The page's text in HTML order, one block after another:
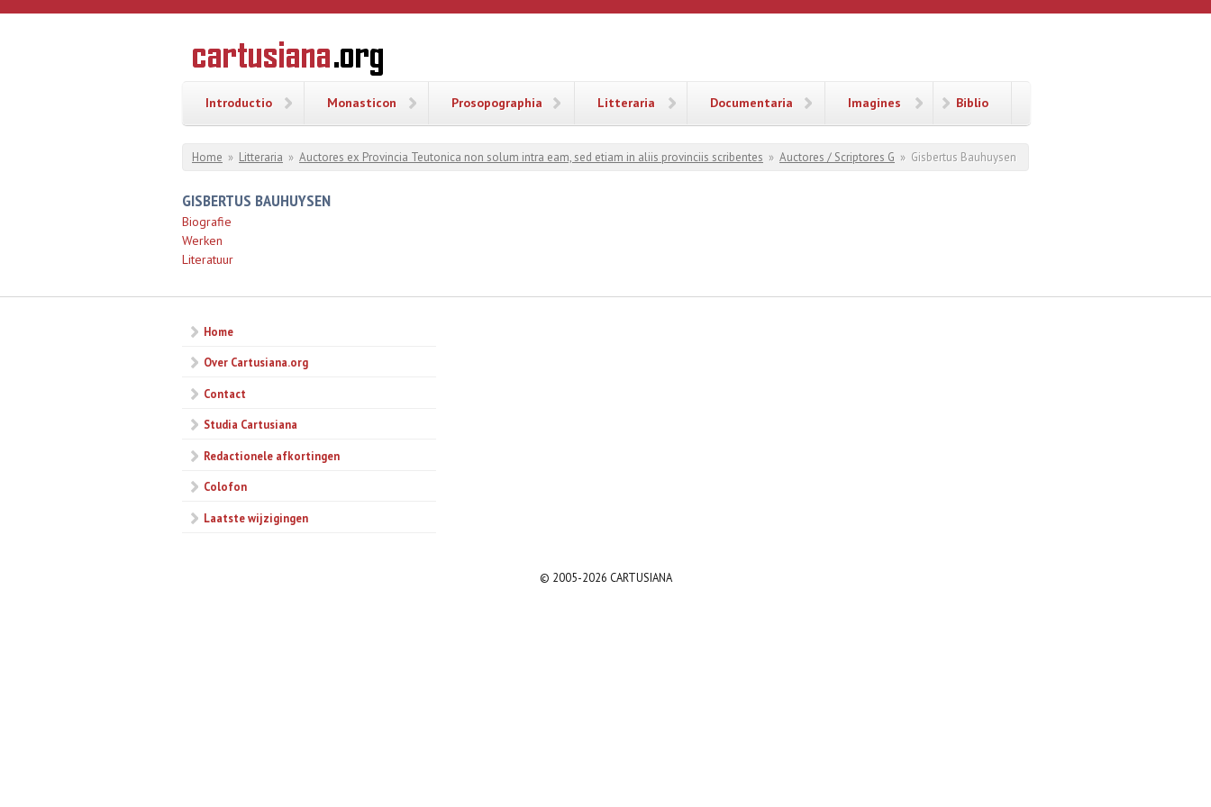
Overslaan en naar de inhoud gaan
CARTUSIANA
Geschiedenis
van de
Introductio Monasticon Prosopographia Litteraria Documentaria Imagines Biblio
U bent hier
Home » Litteraria » Auctores ex Provincia Teutonica non solum intra eam, sed etiam in aliis provinciis scribentes » Auctores / Scriptores G » Gisbertus Bauhuysen
GISBERTUS BAUHUYSEN
Biografie
Werken
Literatuur
Home
Over Cartusiana.org
Contact
Studia Cartusiana
Redactionele afkortingen
Colofon
Laatste wijzigingen
© 2005-2026 CARTUSIANA